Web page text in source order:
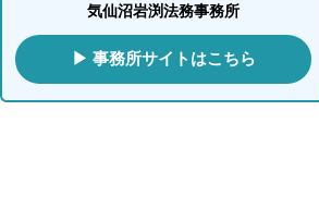
気仙沼岩渕法務事務所
▶ 事務所サイトはこちら